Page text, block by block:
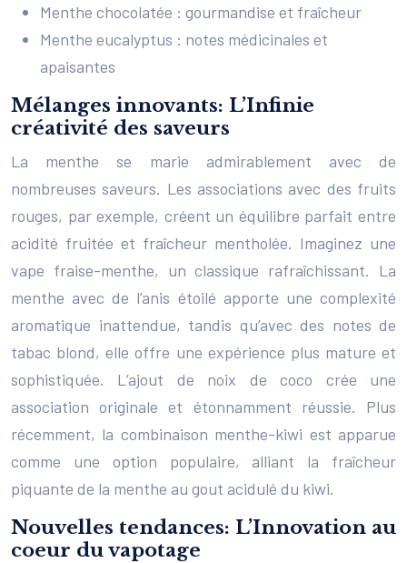
Menthe chocolatée : gourmandise et fraîcheur
Menthe eucalyptus : notes médicinales et
apaisantes
Mélanges innovants: L’Infinie
créativité des saveurs
La menthe se marie admirablement avec de
nombreuses saveurs. Les associations avec des fruits
rouges, par exemple, créent un équilibre parfait entre
acidité fruitée et fraîcheur mentholée. Imaginez une
vape fraise-menthe, un classique rafraîchissant. La
menthe avec de l’anis étoilé apporte une complexité
aromatique inattendue, tandis qu’avec des notes de
tabac blond, elle offre une expérience plus mature et
sophistiquée. L’ajout de noix de coco crée une
association originale et étonnamment réussie. Plus
récemment, la combinaison menthe-kiwi est apparue
comme une option populaire, alliant la fraîcheur
piquante de la menthe au gout acidulé du kiwi.
Nouvelles tendances: L’Innovation au
coeur du vapotage